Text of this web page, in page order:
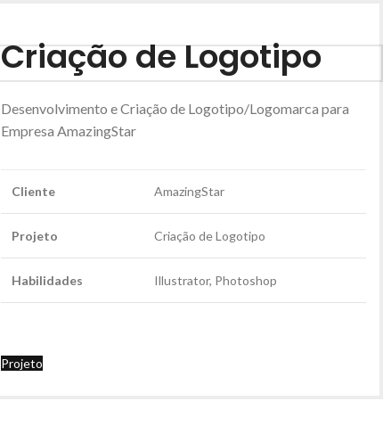
Criação de Logotipo
Desenvolvimento e Criação de Logotipo/Logomarca para
Empresa AmazingStar
Cliente AmazingStar
Projeto Criação de Logotipo
Habilidades Illustrator, Photoshop
Projeto